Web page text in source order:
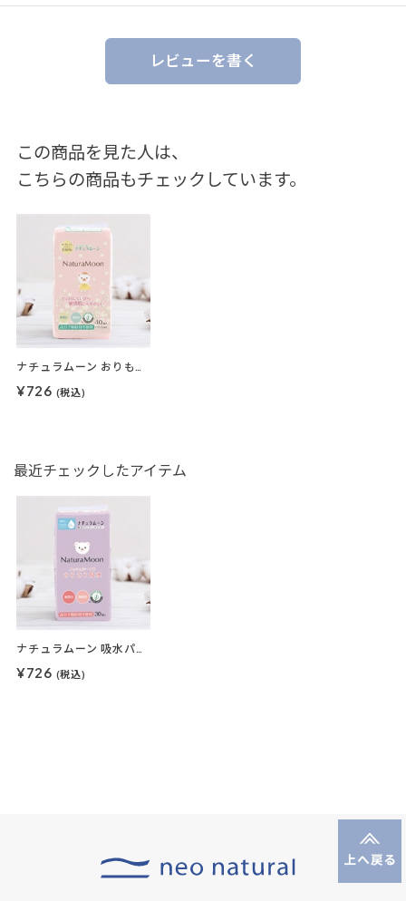
レビューを書く
この商品を見た人は、
こちらの商品もチェックしています。
ナチュラムーン おりもの専用シート 40枚入
¥726 (税込)
最近チェックしたアイテム
ナチュラムーン 吸水パンティライナー 30枚入
¥726 (税込)